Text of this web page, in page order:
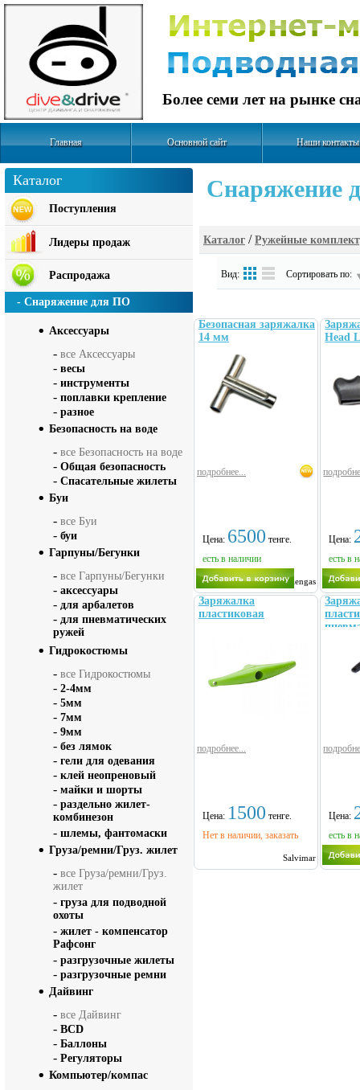
Более семи лет на рынке
Главная Основной сайт Наши контакты
Cнаряжение
Каталог / Ружейные
Вид: Сортировать по:
Безопасная заряжалка
14 мм
подробнее...
Pelengas
Цена: 6500 тенге.
есть в наличии
Head
Цена:
есть в
Заряжалка
пластиковая
подробнее...
Salvimar
Цена: 1500 тенге.
Нет в наличии, заказать
Цена:
есть в
Каталог
Поступления
Лидеры продаж
Распродажа
- Снаряжение для ПО
Аксесcуары
- все Аксесcуары
- весы
- инструменты
- поплавки крепление
- разное
Безопасность на воде
- все Безопасность на воде
- Общая безопасность
- Спасательные жилеты
Буи
- все Буи
- буи
Гарпуны/Бегунки
- все Гарпуны/Бегунки
- аксессуары
- для арбалетов
- для пневматических
ружей
Гидрокостюмы
- все Гидрокостюмы
- 2-4мм
- 5мм
- 7мм
- 9мм
- без лямок
- гели для одевания
- клей неопреновый
- майки и шорты
- раздельно жилет-
комбинезон
- шлемы, фантомаски
Груза/ремни/Груз. жилет
- все Груза/ремни/Груз.
жилет
- груза для подводной
охоты
- жилет - компенсатор
Рафсонг
- разгрузочные жилеты
- разгрузочные ремни
Дайвинг
- все Дайвинг
- BCD
- Баллоны
- Регуляторы
Компьютер/компас